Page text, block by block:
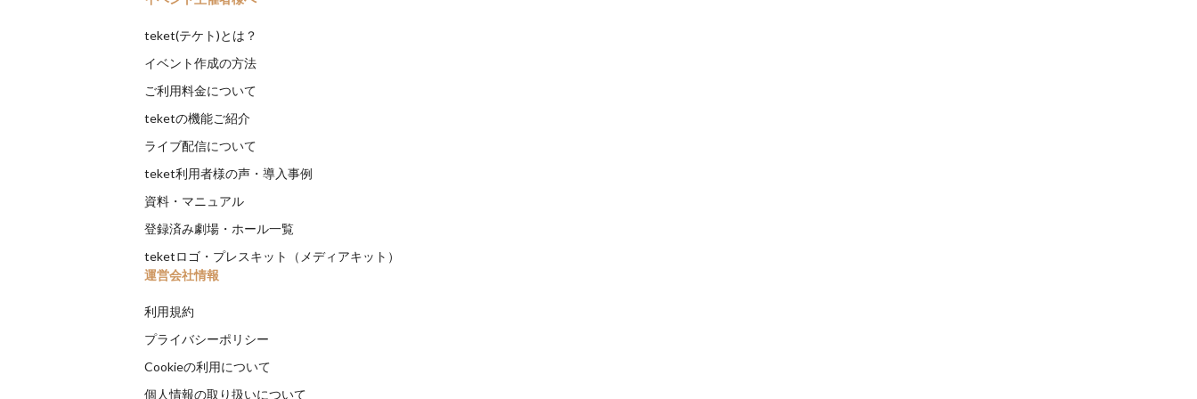
teket(テケト)とは？
イベント作成の方法
ご利用料金について
teketの機能ご紹介
ライブ配信について
teket利用者様の声・導入事例
資料・マニュアル
登録済み劇場・ホール一覧
teketロゴ・プレスキット（メディアキット）
運営会社情報
利用規約
プライバシーポリシー
Cookieの利用について
個人情報の取り扱いについて